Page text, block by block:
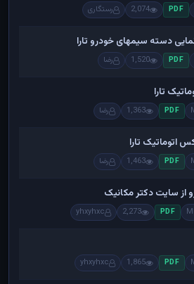
PDF
2,074 رستگاری
دسته سیمهای خودرو تارا
PDF
1,520 رضا
تارا
PDF
1,363 رضا
اتوماتیک تارا
PDF
1,463 رضا
سایت دکتر مکانیک
PDF
2,273
yhxyhxc
PDF
1,865
yhxyhxc